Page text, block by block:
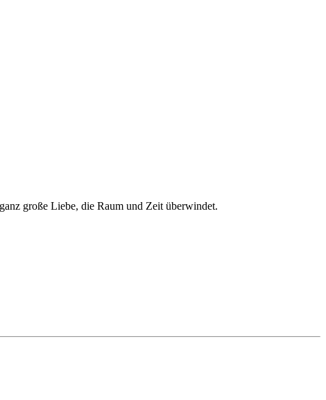
große Liebe, die Raum und Zeit überwindet.